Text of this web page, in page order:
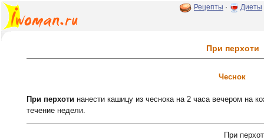
Рецепты · Диеты
При перхоти
Чеснок
При перхоти нанести кашицу из чеснока на 2 часа вечером на
течение недели.
При